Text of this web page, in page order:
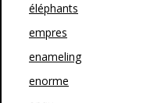
éléphants
empres
enameling
enorme